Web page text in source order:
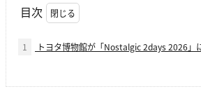
目次
1 トヨタ博物館が「Nostalgic 2days 2026」